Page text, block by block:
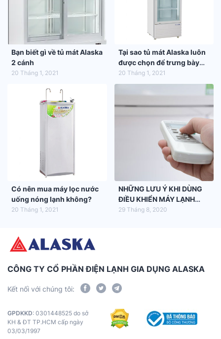
Bạn biết gì về tủ mát Alaska
2 cánh
20 Tháng 1, 2021
Tại sao tủ mát Alaska luôn
được chọn để trưng bày
hàng hóa trong siêu thị
20 Tháng 1, 2021
Có nên mua máy lọc nước
uống nóng lạnh không?
20 Tháng 1, 2021
NHỮNG LƯU Ý KHI DÙNG
ĐIỀU KHIỂN MÁY LẠNH
ALASKA
29 Tháng 8, 2020
CÔNG TY CỔ PHẦN ĐIỆN LẠNH GIA DỤNG ALASKA
Kết nối với chúng tôi:
GPDKKD: 0301448525 do sở
KH & ĐT TP.HCM cấp ngày
03/03/1997